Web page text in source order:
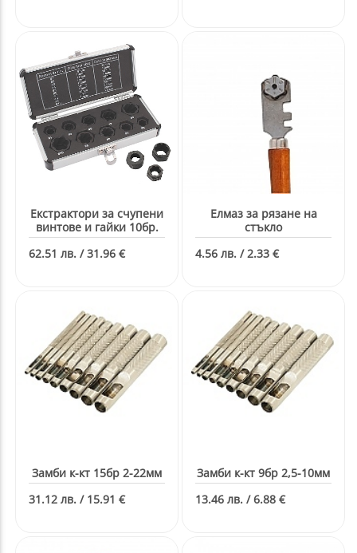
Екстрактори за счупени
винтове и гайки 10бр.
62.51 лв. / 31.96 €
Елмаз за рязане на
стъкло
4.56 лв. / 2.33 €
Замби к-кт 15бр 2-22мм
31.12 лв. / 15.91 €
Замби к-кт 9бр 2,5-10мм
13.46 лв. / 6.88 €